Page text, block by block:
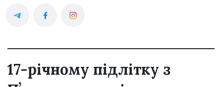
17-річному підлітку з